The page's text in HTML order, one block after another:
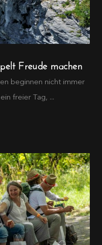
Freude machen
beginnen nicht immer
freier Tag, ...